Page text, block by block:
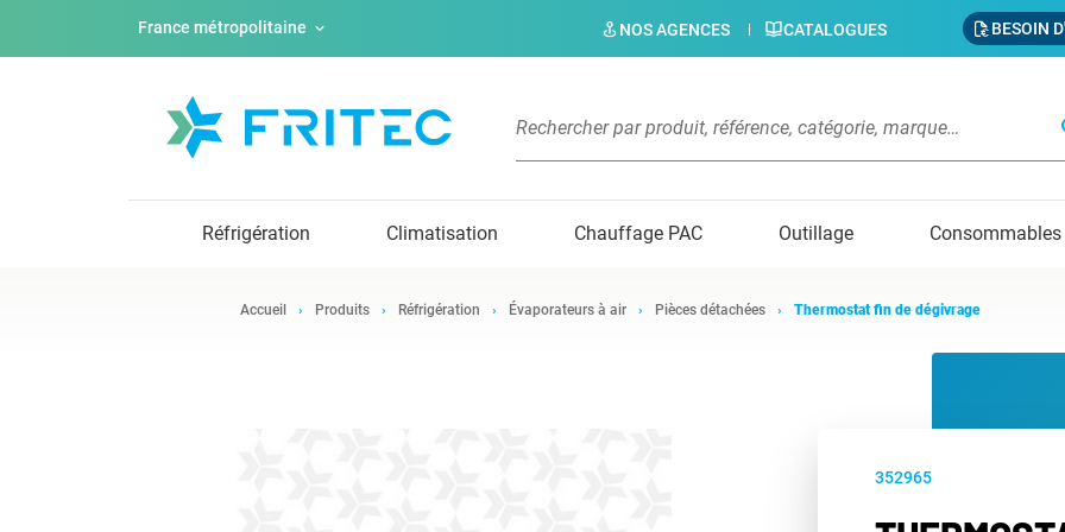
France métropolitaine NOS AGENCES CATALOGUES BESOIN
Réfrigération Climatisation Chauffage PAC Outillage Consommables
Accueil Produits Réfrigération Évaporateurs à air Pièces détachées Thermostat fin de dégivrage
352965